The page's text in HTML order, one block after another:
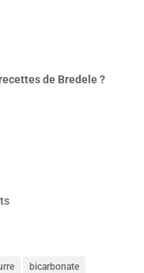
de Bredele ?
bicarbonate